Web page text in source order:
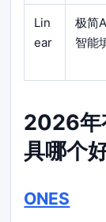
Lin
ear
极简
智能
2026年
具哪个
ONES